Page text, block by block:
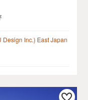
Design Inc.) East Japan